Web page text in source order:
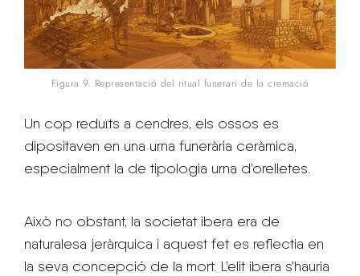
Figura 9. Representació del ritual funerari de la cremació
Un cop reduïts a cendres, els ossos es
dipositaven en una urna funerària ceràmica,
especialment la de tipologia urna d’orelletes.
Això no obstant, la societat ibera era de
naturalesa jeràrquica i aquest fet es reflectia en
la seva concepció de la mort. L’elit ibera s’hauria